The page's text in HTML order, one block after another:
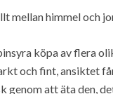
mellan himmel och
köpa av flera
och fint, ansiktet
genom att äta den,